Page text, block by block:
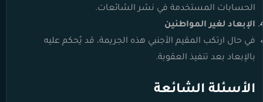
الحسابات المستخدمة في نشر الشائعات.
الإبعاد لغير المواطنين
في حال ارتكب المقيم الأجنبي هذه الجريمة، قد يُحكم عليه
بالإبعاد بعد تنفيذ العقوبة.
الأسئلة الشائعة